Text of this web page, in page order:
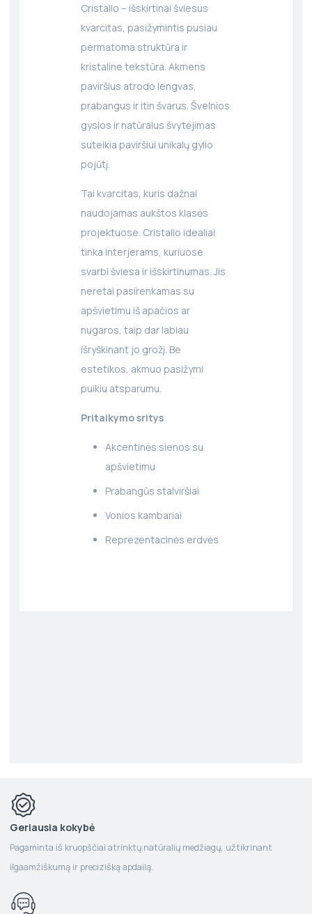
Cristallo – išskirtinai šviesus
kvarcitas, pasižymintis pusiau
permatoma struktūra ir
kristaline tekstūra. Akmens
paviršius atrodo lengvas,
prabangus ir itin švarus. Švelnios
gyslos ir natūralus švytėjimas
suteikia paviršiui unikalų gylio
pojūtį.
Tai kvarcitas, kuris dažnai
naudojamas aukštos klasės
projektuose. Cristallo idealiai
tinka interjerams, kuriuose
svarbi šviesa ir išskirtinumas. Jis
neretai pasirenkamas su
apšvietimu iš apačios ar
nugaros, taip dar labiau
išryškinant jo grožį. Be
estetikos, akmuo pasižymi
puikiu atsparumu.
Pritaikymo sritys
Akcentinės sienos su
apšvietimu
Prabangūs stalviršiai
Vonios kambariai
Reprezentacinės erdvės
Geriausia kokybė
Pagaminta iš kruopščiai atrinktų natūralių medžiagų, užtikrinant
ilgaamžiškumą ir precizišką apdailą.